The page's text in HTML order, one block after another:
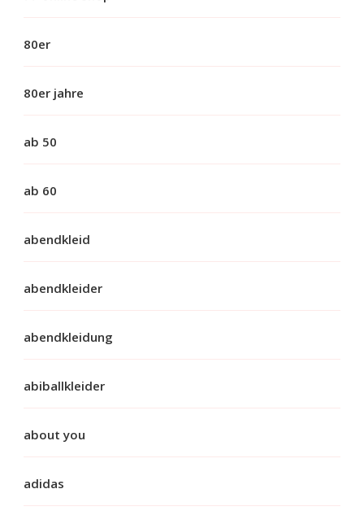
80er
80er jahre
ab 50
ab 60
abendkleid
abendkleider
abendkleidung
abiballkleider
about you
adidas